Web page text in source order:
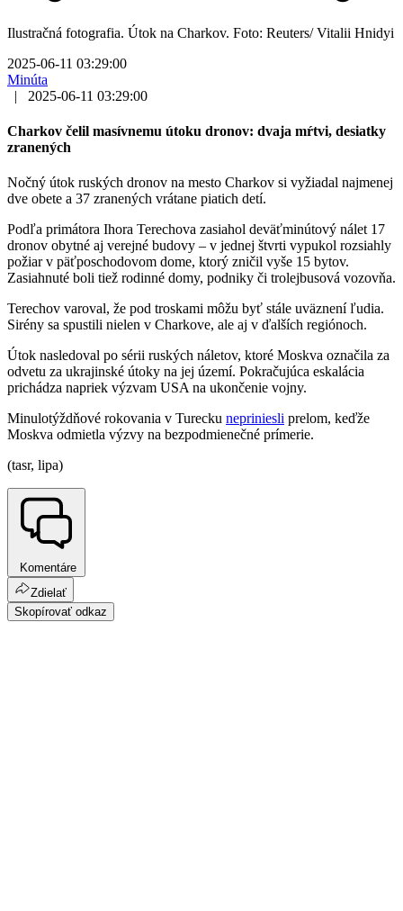
Ilustračná fotografia. Útok na Charkov. Foto: Reuters/ Vitalii Hnidyi
2025-06-11 03:29:00
Minúta
|
2025-06-11 03:29:00
Charkov čelil masívnemu útoku dronov: dvaja mŕtvi, desiatky
zranených
Nočný útok ruských dronov na mesto Charkov si vyžiadal najmenej
dve obete a 37 zranených vrátane piatich detí.
Podľa primátora Ihora Terechova zasiahol deväťminútový nálet 17
dronov obytné aj verejné budovy – v jednej štvrti vypukol rozsiahly
požiar v päťposchodovom dome, ktorý zničil vyše 15 bytov.
Zasiahnuté boli tiež rodinné domy, podniky či trolejbusová vozovňa.
Terechov varoval, že pod troskami môžu byť stále uväznení ľudia.
Sirény sa spustili nielen v Charkove, ale aj v ďalších regiónoch.
Útok nasledoval po sérii ruských náletov, ktoré Moskva označila za
odvetu za ukrajinské útoky na jej území. Pokračujúca eskalácia
prichádza napriek výzvam USA na ukončenie vojny.
Minulotýždňové rokovania v Turecku nepriniesli prelom, keďže
Moskva odmietla výzvy na bezpodmienečné prímerie.
(tasr, lipa)
Komentáre
Zdielať
Skopírovať odkaz